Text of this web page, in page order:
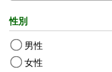
性別
男性
女性